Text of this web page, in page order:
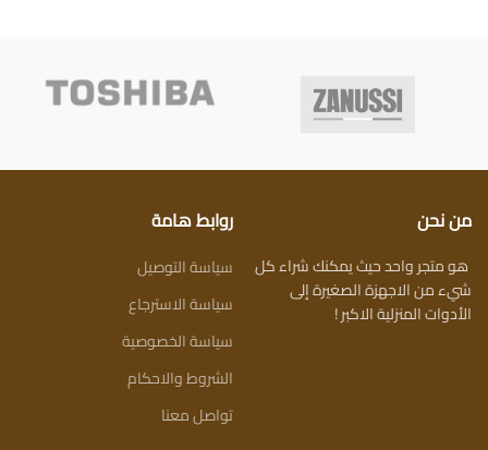
من نحن
هو متجر واحد حيث يمكنك شراء كل
شيء من الاجهزة الصغيرة إلى
الأدوات المنزلية الاكبر !
روابط هامة
سياسة التوصيل
سياسة الاسترجاع
سياسة الخصوصية
الشروط والاحكام
تواصل معنا